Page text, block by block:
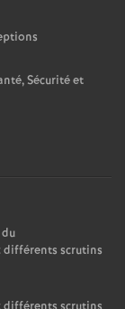
Sécurité et
différents scrutins